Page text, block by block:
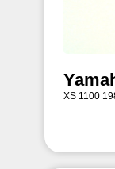
XS 1100